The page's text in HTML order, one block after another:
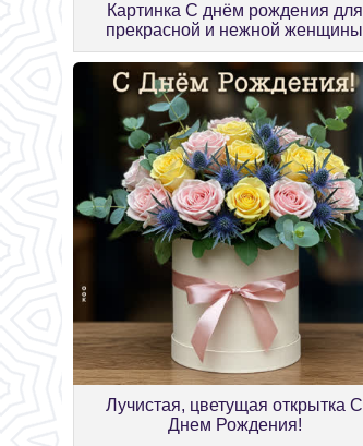
Картинка С днём рождения для
прекрасной и нежной женщины
Лучистая, цветущая открытка С
Днем Рождения!